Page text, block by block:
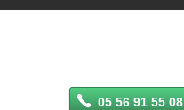
05 56 91 55 08